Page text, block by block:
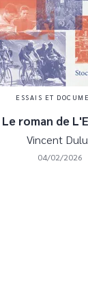
ESSAIS ET
Le roman de
Vincent
04/02/2026